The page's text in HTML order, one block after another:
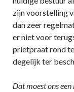
zijn voorstelling
dan zeer
er niet voor
prietpraat rond
degelijk ter
Dat moest ons